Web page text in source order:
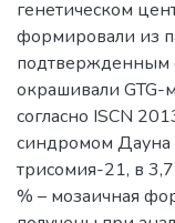
генетическом
формировали из
подтвержденным
окрашивали
согласно ISCN
синдромом Дауна
трисомия-21, в
% – мозаичная